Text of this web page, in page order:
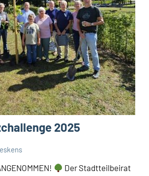
2025
Der Stadtteilbeirat